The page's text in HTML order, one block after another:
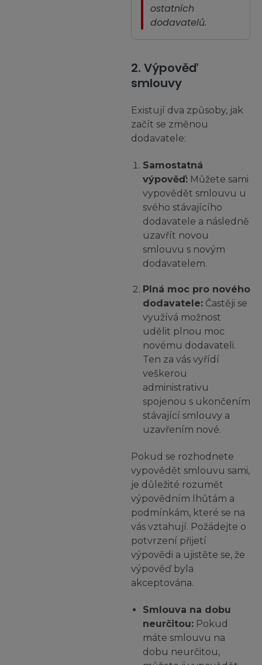
ostatních
dodavatelů.
2. Výpověď
smlouvy
Existují dva způsoby, jak
začít se změnou
dodavatele:
Samostatná
výpověď: Můžete sami
vypovědět smlouvu u
svého stávajícího
dodavatele a následně
uzavřít novou
smlouvu s novým
dodavatelem.
Plná moc pro nového
dodavatele: Častěji se
využívá možnost
udělit plnou moc
novému dodavateli.
Ten za vás vyřídí
veškerou
administrativu
spojenou s ukončením
stávající smlouvy a
uzavřením nové.
Pokud se rozhodnete
vypovědět smlouvu sami,
je důležité rozumět
výpovědním lhůtám a
podmínkám, které se na
vás vztahují. Požádejte o
potvrzení přijetí
výpovědi a ujistěte se, že
výpověď byla
akceptována.
Smlouva na dobu
neurčitou: Pokud
máte smlouvu na
dobu neurčitou,